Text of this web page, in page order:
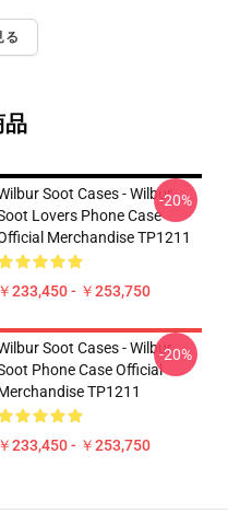
る
品
Soot Cases - Wilbur
Lovers Phone Case
Merchandise TP1211
￥233,450 - ￥253,750
-20%
Soot Cases - Wilbur
Phone Case Official
TP1211
￥233,450 - ￥253,750
-20%